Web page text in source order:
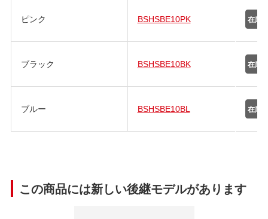
ピンク BSHSBE10PK
ブラック BSHSBE10BK
ブルー BSHSBE10BL
この商品には新しい後継モデルがあります